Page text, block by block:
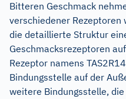
Bitteren Geschmack
verschiedener Rezeptoren
die detaillierte Struktur
Geschmacksrezeptoren
Rezeptor namens
Bindungsstelle auf der
weitere Bindungsstelle, die